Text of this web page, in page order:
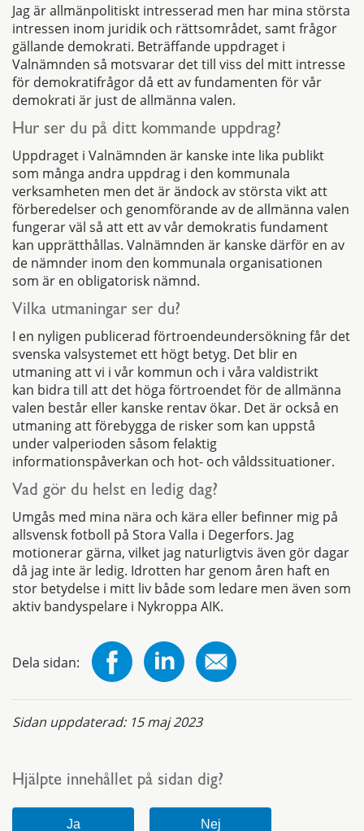
Jag är allmänpolitiskt intresserad men har mina största
intressen inom juridik och rättsområdet, samt frågor
gällande demokrati. Beträffande uppdraget i
Valnämnden så motsvarar det till viss del mitt intresse
för demokratifrågor då ett av fundamenten för vår
demokrati är just de allmänna valen.
Hur ser du på ditt kommande uppdrag?
Uppdraget i Valnämnden är kanske inte lika publikt
som många andra uppdrag i den kommunala
verksamheten men det är ändock av största vikt att
förberedelser och genomförande av de allmänna valen
fungerar väl så att ett av vår demokratis fundament
kan upprätthållas. Valnämnden är kanske därför en av
de nämnder inom den kommunala organisationen
som är en obligatorisk nämnd.
Vilka utmaningar ser du?
I en nyligen publicerad förtroendeundersökning får det
svenska valsystemet ett högt betyg. Det blir en
utmaning att vi i vår kommun och i våra valdistrikt
kan bidra till att det höga förtroendet för de allmänna
valen består eller kanske rentav ökar. Det är också en
utmaning att förebygga de risker som kan uppstå
under valperioden såsom felaktig
informationspåverkan och hot- och våldssituationer.
Vad gör du helst en ledig dag?
Umgås med mina nära och kära eller befinner mig på
allsvensk fotboll på Stora Valla i Degerfors. Jag
motionerar gärna, vilket jag naturligtvis även gör dagar
då jag inte är ledig. Idrotten har genom åren haft en
stor betydelse i mitt liv både som ledare men även som
aktiv bandyspelare i Nykroppa AIK.
Dela sidan:
Sidan uppdaterad: 15 maj 2023
Hjälpte innehållet på sidan dig?